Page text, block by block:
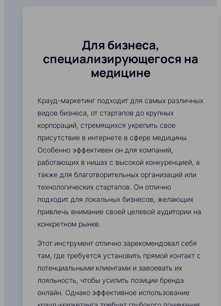
Для бизнеса,
специализирующегося на
медицине
Крауд-маркетинг подходит для самых различных
видов бизнеса, от стартапов до крупных
корпораций, стремящихся укрепить свое
присутствие в интернете в сфере медицины.
Особенно эффективен он для компаний,
работающих в нишах с высокой конкуренцией, а
также для благотворительных организаций или
технологических стартапов. Он отлично
подходит для локальных бизнесов, желающих
привлечь внимание своей целевой аудитории на
конкретном рынке.
Этот инструмент отлично зарекомендовал себя
там, где требуется установить прямой контакт с
потенциальными клиентами и завоевать их
лояльность, чтобы усилить позиции бренда
онлайн. Однако эффективное использование